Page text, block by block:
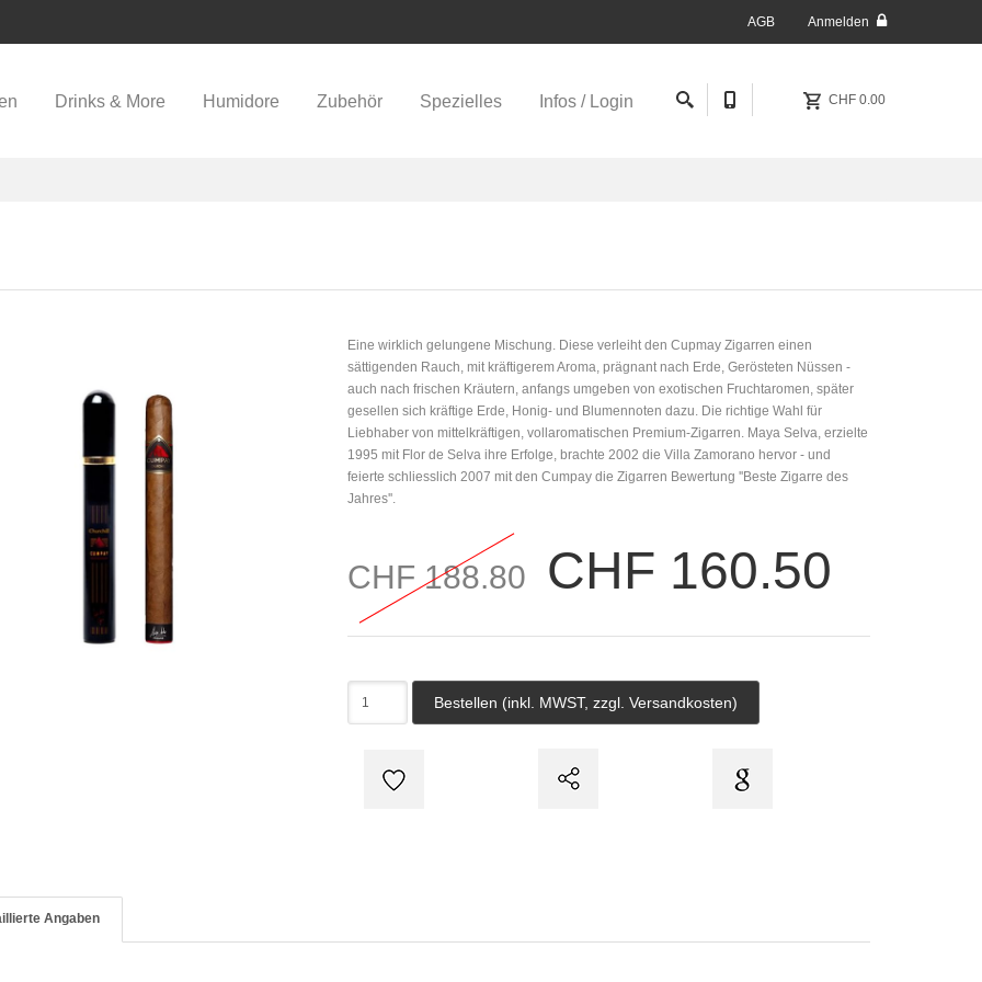
AGB Anmelden
CHF 0.00
Drinks & More Humidore Zubehör Spezielles Infos / Login
Eine wirklich gelungene Mischung. Diese verleiht den Cupmay Zigarren einen
sättigenden Rauch, mit kräftigerem Aroma, prägnant nach Erde, Gerösteten Nüssen -
auch nach frischen Kräutern, anfangs umgeben von exotischen Fruchtaromen, später
gesellen sich kräftige Erde, Honig- und Blumennoten dazu. Die richtige Wahl für
Liebhaber von mittelkräftigen, vollaromatischen Premium-Zigarren. Maya Selva, erzielte
1995 mit Flor de Selva ihre Erfolge, brachte 2002 die Villa Zamorano hervor - und
feierte schliesslich 2007 mit den Cumpay die Zigarren Bewertung ''Beste Zigarre des
Jahres''.
CHF 188.80 CHF 160.50
Angaben